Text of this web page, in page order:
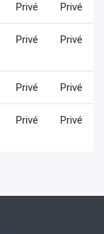
Privé Privé
Privé Privé
Privé Privé
Privé Privé